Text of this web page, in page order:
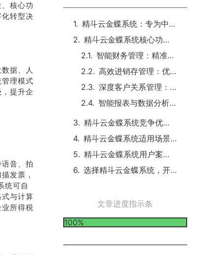
核心功
转型决
据、人
理模式
提升企
音、拍
发票，
统可自
与计算
所得税
精斗云金蝶系统：专为中小企业定制的数字化方案
精斗云金蝶系统核心功能：全方位赋能企业管理
智能财务管理：精准高效，掌控企业资金流
高效进销存管理：优化供应链，提升运营效率
深度客户关系管理：挖掘客户价值，增强市场竞争力
智能报表与数据分析：数据驱动，科学决策
精斗云金蝶系统竞争优势：在市场中脱颖而出
精斗云金蝶系统适用场景：满足企业多元需求
精斗云金蝶系统用户案例：真实效果见证价值
选择精斗云金蝶系统，开启企业数字化新征程
文章进度指示条
100%